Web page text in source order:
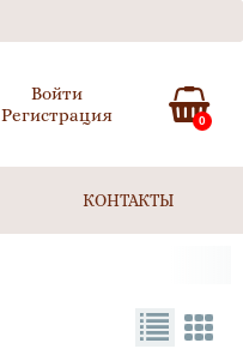
Войти
Регистрация
0
КОНТАКТЫ